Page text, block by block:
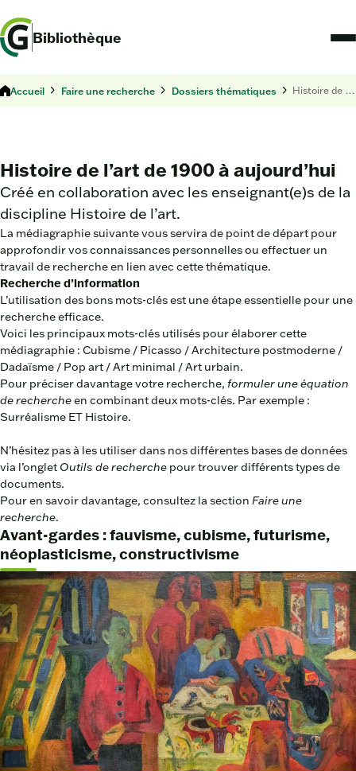
Bibliothèque
Accueil Faire une recherche Dossiers thématiques Histoire de l’art de 1900 à aujourd’hui
Histoire de l’art de 1900 à aujourd’hui
Créé en collaboration avec les enseignant(e)s de la
discipline Histoire de l’art.
La médiagraphie suivante vous servira de point de départ pour
approfondir vos connaissances personnelles ou effectuer un
travail de recherche en lien avec cette thématique.
Recherche d’information
L’utilisation des bons mots-clés est une étape essentielle pour une
recherche efficace.
Voici les principaux mots-clés utilisés pour élaborer cette
médiagraphie : Cubisme / Picasso / Architecture postmoderne /
Dadaïsme / Pop art / Art minimal / Art urbain.
Pour préciser davantage votre recherche, formuler une équation
de rechercheen combinant deux mots-clés. Par exemple :
Surréalisme ET Histoire.
N’hésitez pas à les utiliser dans nos différentes bases de données
via l’onglet Outils de recherche pour trouver différents types de
documents.
Pour en savoir davantage, consultez la section Faire une
recherche.
Avant-gardes : fauvisme, cubisme, futurisme,
néoplasticisme, constructivisme